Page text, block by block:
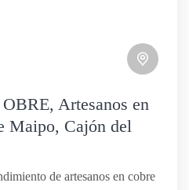
Artesanos en
Maipo, Cajón del
de artesanos en cobre